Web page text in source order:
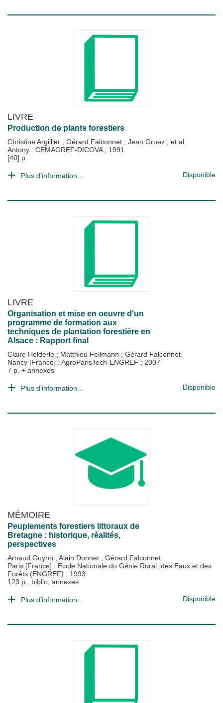
LIVRE
Production de plants forestiers
Christine Argillier ; Gérard Falconnet ; Jean Gruez ; et al.
Antony : CEMAGREF-DICOVA ; 1991
[40] p.
Plus d'information... Disponible
LIVRE
Organisation et mise en oeuvre d'un
programme de formation aux
techniques de plantation forestière en
Alsace : Rapport final
Claire Helderle ; Matthieu Fellmann ; Gérard Falconnet
Nancy [France] : AgroParisTech-ENGREF ; 2007
7 p. + annexes
Plus d'information... Disponible
MÉMOIRE
Peuplements forestiers littoraux de
Bretagne : historique, réalités,
perspectives
Arnaud Guyon ; Alain Donnet ; Gérard Falconnet
Paris [France] : Ecole Nationale du Génie Rural, des Eaux et des
Forêts (ENGREF) ; 1993
123 p., biblio, annexes
Plus d'information... Disponible